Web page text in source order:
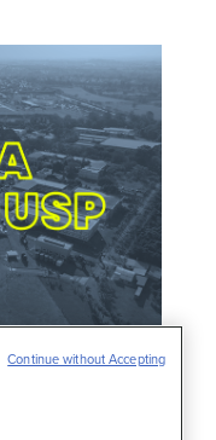
de
de
Continue without Accepting